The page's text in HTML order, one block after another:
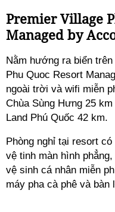
Premier Village
Managed by
Nằm hướng ra biển
Phu Quoc Resort
ngoài trời và wifi miễn
Chùa Sùng Hưng 25
Land Phú Quốc 42 km.
Phòng nghỉ tại resort
vệ tinh màn hình
vệ sinh cá nhân miễn
máy pha cà phê và bàn